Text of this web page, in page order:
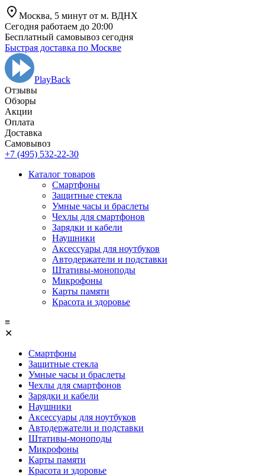
Москва, 5 минут от м. ВДНХ
Сегодня работаем до 20:00
Бесплатный самовывоз сегодня
Быстрая доставка по Москве
PlayBack
Отзывы
Обзоры
Aкции
Оплата
Доставка
Самовывоз
+7 (495) 532-22-30
Каталог товаров
Смартфоны
Защитные стекла
Умные часы и браслеты
Чехлы для смартфонов
Зарядки и кабели
Наушники
Аксессуары для ноутбуков
Автодержатели и подставки
Штативы-моноподы
Микрофоны
Карты памяти
Красота и здоровье
≡
✕
Смартфоны
Защитные стекла
Умные часы и браслеты
Чехлы для смартфонов
Зарядки и кабели
Наушники
Аксессуары для ноутбуков
Автодержатели и подставки
Штативы-моноподы
Микрофоны
Карты памяти
Красота и здоровье